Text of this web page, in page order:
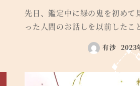
先日、鑑定中に緑の鬼を初めて
った人間のお話しを以前した
有沙 2023